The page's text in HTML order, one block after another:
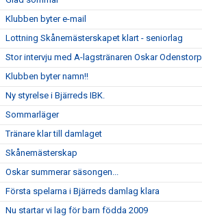
Klubben byter e-mail
Lottning Skånemästerskapet klart - seniorlag
Stor intervju med A-lagstränaren Oskar Odenstorp
Klubben byter namn!!
Ny styrelse i Bjärreds IBK.
Sommarläger
Tränare klar till damlaget
Skånemästerskap
Oskar summerar säsongen...
Första spelarna i Bjärreds damlag klara
Nu startar vi lag för barn födda 2009